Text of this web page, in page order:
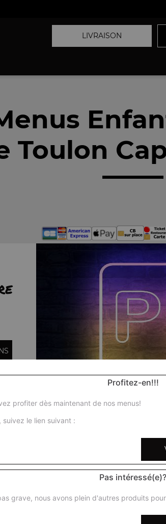
LIVRAISON
Toulon
Profitez-en!!!
profiter dès maintenant de nos menus!
suivez le lien suivant :
Pas intéressé(e)?
grave, nous avons plein d'autres produits